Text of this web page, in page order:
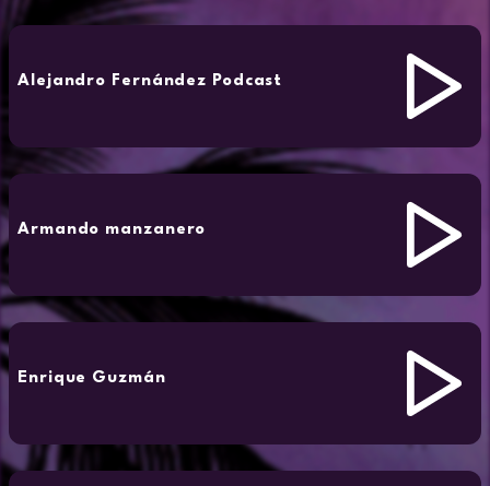
Alejandro Fernández Podcast
Armando manzanero
Enrique Guzmán